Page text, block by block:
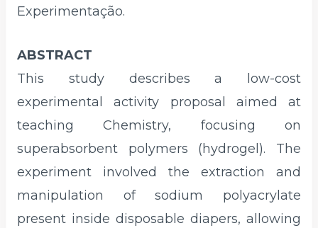
Experimentação.
ABSTRACT
This study describes a low-cost
experimental activity proposal aimed at
teaching Chemistry, focusing on
superabsorbent polymers (hydrogel). The
experiment involved the extraction and
manipulation of sodium polyacrylate
present inside disposable diapers, allowing